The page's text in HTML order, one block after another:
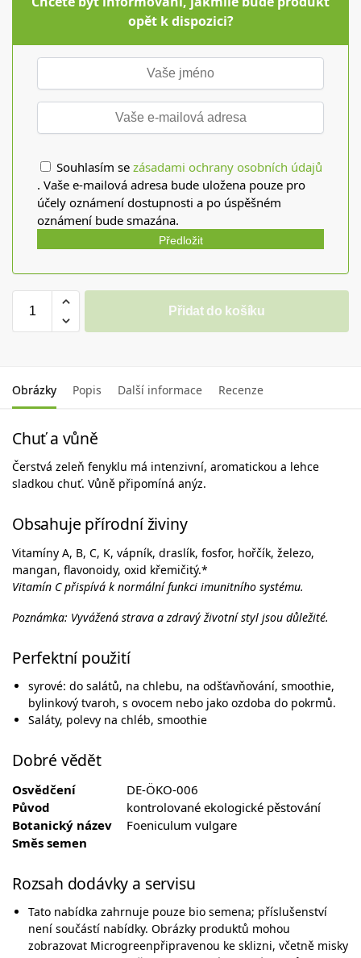
opět k dispozici?
Souhlasím se zásadami ochrany osobních údajů
. Vaše e-mailová adresa bude uložena pouze pro
účely oznámení dostupnosti a po úspěšném
oznámení bude smazána.
Předložit
Přidat do košíku
Obrázky Popis Další informace Recenze
Chuť a vůně
Čerstvá zeleň fenyklu má intenzivní, aromatickou a lehce
sladkou chuť. Vůně připomíná anýz.
Obsahuje přírodní živiny
Vitamíny A, B, C, K, vápník, draslík, fosfor, hořčík, železo,
mangan, flavonoidy, oxid křemičitý.*
Vitamín C přispívá k normální funkci imunitního systému.
Poznámka: Vyvážená strava a zdravý životní styl jsou důležité.
Perfektní použití
syrové: do salátů, na chlebu, na odšťavňování, smoothie,
bylinkový tvaroh, s ovocem nebo jako ozdoba do pokrmů.
Saláty, polevy na chléb, smoothie
Dobré vědět
Osvědčení
DE-ÖKO-006
Původ
kontrolované ekologické pěstování
Botanický název
Foeniculum vulgare
Směs semen
Rozsah dodávky a servisu
Tato nabídka zahrnuje pouze bio semena; příslušenství
není součástí nabídky. Obrázky produktů mohou
zobrazovat Microgreenpřipravenou ke sklizni, včetně misky